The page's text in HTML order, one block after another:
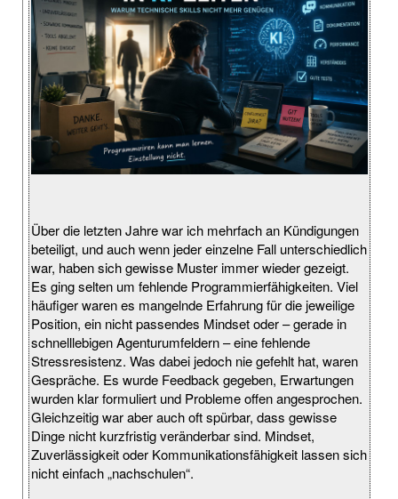
Über die letzten Jahre war ich mehrfach an Kündigungen
beteiligt, und auch wenn jeder einzelne Fall unterschiedlich
war, haben sich gewisse Muster immer wieder gezeigt.
Es ging selten um fehlende Programmierfähigkeiten. Viel
häufiger waren es mangelnde Erfahrung für die jeweilige
Position, ein nicht passendes Mindset oder – gerade in
schnelllebigen Agenturumfeldern – eine fehlende
Stressresistenz. Was dabei jedoch nie gefehlt hat, waren
Gespräche. Es wurde Feedback gegeben, Erwartungen
wurden klar formuliert und Probleme offen angesprochen.
Gleichzeitig war aber auch oft spürbar, dass gewisse
Dinge nicht kurzfristig veränderbar sind. Mindset,
Zuverlässigkeit oder Kommunikationsfähigkeit lassen sich
nicht einfach „nachschulen“.